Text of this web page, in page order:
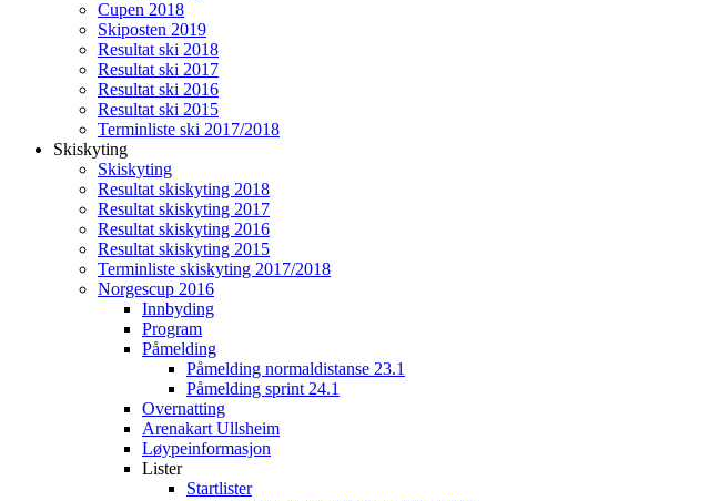
Cupen 2018
Skiposten 2019
Resultat ski 2018
Resultat ski 2017
Resultat ski 2016
Resultat ski 2015
Terminliste ski 2017/2018
Skiskyting
Skiskyting
Resultat skiskyting 2018
Resultat skiskyting 2017
Resultat skiskyting 2016
Resultat skiskyting 2015
Terminliste skiskyting 2017/2018
Norgescup 2016
Innbyding
Program
Påmelding
Påmelding normaldistanse 23.1
Påmelding sprint 24.1
Overnatting
Arenakart Ullsheim
Løypeinformasjon
Lister
Startlister